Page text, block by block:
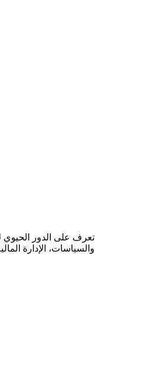
تعرف على الدور الحيوي
والسياسات، الإدارة